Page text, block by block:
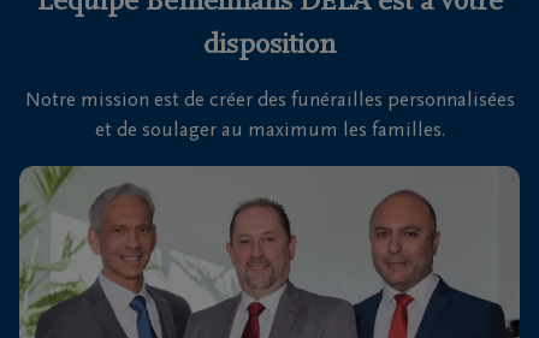
sommes
là pour
vous
24h/24
+32
disposition
Notre mission est de créer des funérailles personnalisées
et de soulager au maximum les familles.